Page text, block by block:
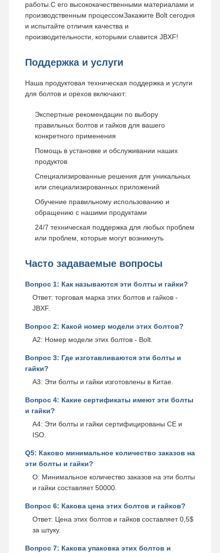
работы.С его высококачественными материалами и
производственным процессомЗакажите Bolt сегодня
и испытайте отличия качества и
производительности, которыми славится JBXF!
Поддержка и услуги
Наша продуктовая техническая поддержка и услуги
для болтов и орехов включают:
Экспертные рекомендации по выбору
правильных болтов и гайков для вашего
конкретного применения
Помощь в установке и обслуживании наших
продуктов
Специализированные решения для уникальных
или специализированных приложений
Обучение правильному использованию и
обращению с нашими продуктами
24/7 техническая поддержка для любых проблем
или проблем, которые могут возникнуть
Часто задаваемые вопросы
Вопрос 1: Как называются эти болты и гайки?
Ответ: торговая марка этих болтов и гайков -
JBXF.
Вопрос 2: Какой номер модели этих болтов?
А2: Номер модели этих болтов - Bolt.
Вопрос 3: Где изготавливаются эти болты и
гайки?
A3: Эти болты и гайки изготовлены в Китае.
Вопрос 4: Какие сертификаты имеют эти болты
и гайки?
A4: Эти болты и гайки сертифицированы CE и
ISO.
Q5: Каково минимальное количество заказов на
эти болты и гайки?
О: Минимальное количество заказов на эти болты
и гайки составляет 50000.
Вопрос 6: Какова цена этих болтов и гайков?
Ответ: Цена этих болтов и гайков составляет 0,5$
за штуку.
Вопрос 7: Какова упаковка этих болтов и